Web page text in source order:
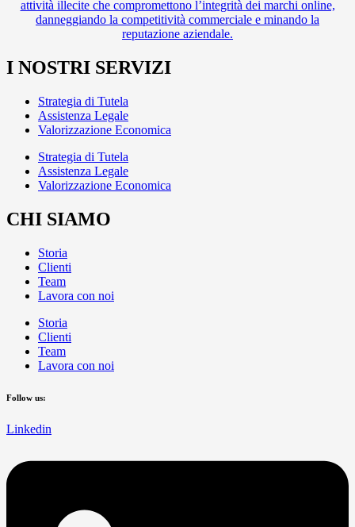
attività illecite che compromettono l’integrità dei marchi online,
danneggiando la competitività commerciale e minando la
reputazione aziendale.
I NOSTRI SERVIZI
Strategia di Tutela
Assistenza Legale
Valorizzazione Economica
Strategia di Tutela
Assistenza Legale
Valorizzazione Economica
CHI SIAMO
Storia
Clienti
Team
Lavora con noi
Storia
Clienti
Team
Lavora con noi
Follow us:
Linkedin